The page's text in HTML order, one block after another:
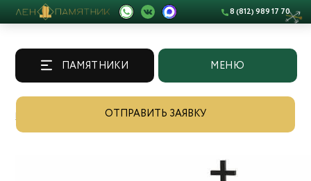
8 (812) 989 17 70
ПАМЯТНИКИ МЕНЮ
ОТПРАВИТЬ ЗАЯВКУ
Памятники Каталог/